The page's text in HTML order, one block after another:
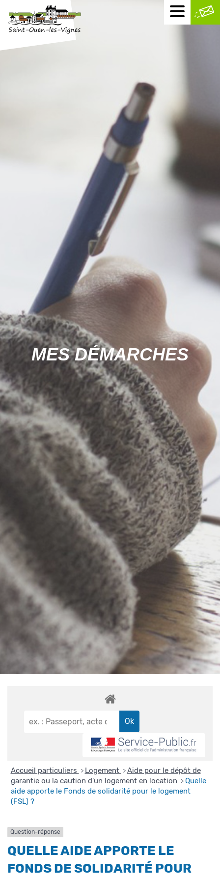
MES DÉMARCHES
Accueil particuliers > Logement > Aide pour le dépôt de
garantie ou la caution d'un logement en location > Quelle
aide apporte le Fonds de solidarité pour le logement
(FSL) ?
Question-réponse
QUELLE AIDE APPORTE LE
FONDS DE SOLIDARITÉ POUR